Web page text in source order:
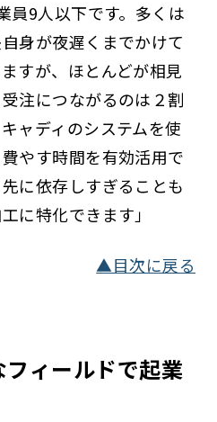
員9人以下です。多くは
身が夜遅くまでかけて
すが、ほとんどが相見
注につながるのは２割
ャディのシステムを使
やす時間を有効活用で
に依存しすぎることも
に特化できます」
▲目次に戻る
ィールドで起業